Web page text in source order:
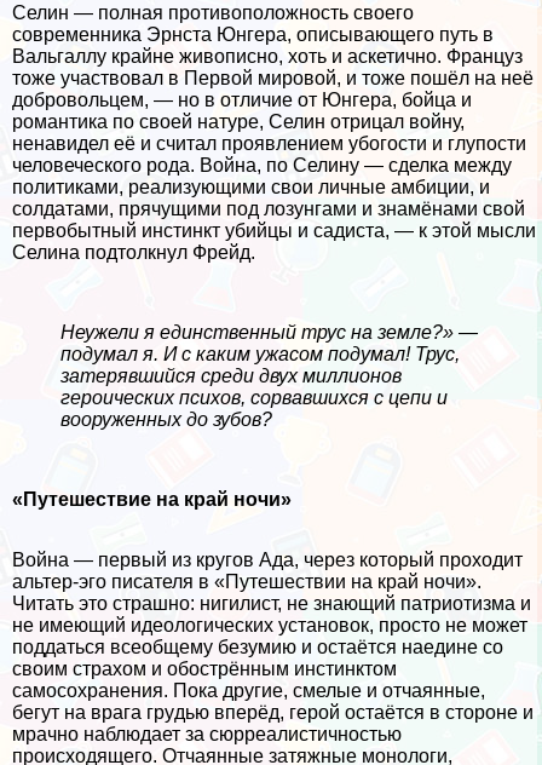
Селин — полная противоположность своего
современника Эрнста Юнгера, описывающего путь в
Вальгаллу крайне живописно, хоть и аскетично. Француз
тоже участвовал в Первой мировой, и тоже пошёл на неё
добровольцем, — но в отличие от Юнгера, бойца и
романтика по своей натуре, Селин отрицал войну,
ненавидел её и считал проявлением убогости и глупости
человеческого рода. Война, по Селину — сделка между
политиками, реализующими свои личные амбиции, и
солдатами, прячущими под лозунгами и знамёнами свой
первобытный инстинкт убийцы и садиста, — к этой мысли
Селина подтолкнул Фрейд.
Неужели я единственный трус на земле?» —
подумал я. И с каким ужасом подумал! Трус,
затерявшийся среди двух миллионов
героических психов, сорвавшихся с цепи и
вооруженных до зубов?
«Путешествие на край ночи»
Война — первый из кругов Ада, через который проходит
альтер-эго писателя в «Путешествии на край ночи».
Читать это страшно: нигилист, не знающий патриотизма и
не имеющий идеологических установок, просто не может
поддаться всеобщему безумию и остаётся наедине со
своим страхом и обострённым инстинктом
самосохранения. Пока другие, смелые и отчаянные,
бегут на врага гpyдью вперёд, герой остаётся в стороне и
мрачно наблюдает за сюрреалистичностью
происходящего. Отчаянные затяжные монологи,